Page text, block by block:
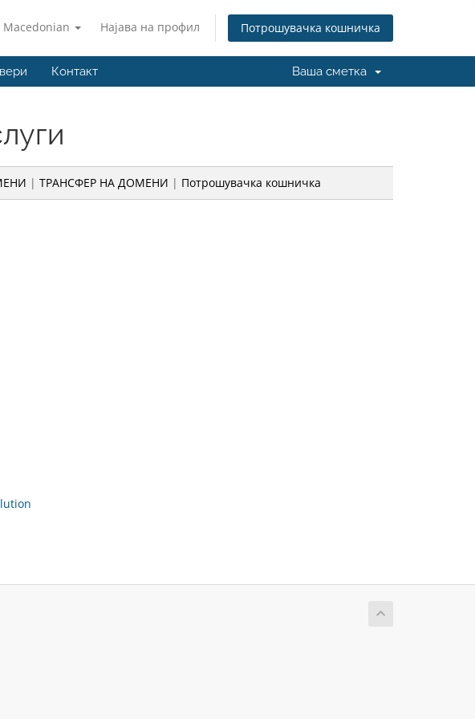
Macedonian Најава на профил Потрошувачка кошничка
Контакт Ваша сметка
| ТРАНСФЕР НА ДОМЕНИ | Потрошувачка кошничка